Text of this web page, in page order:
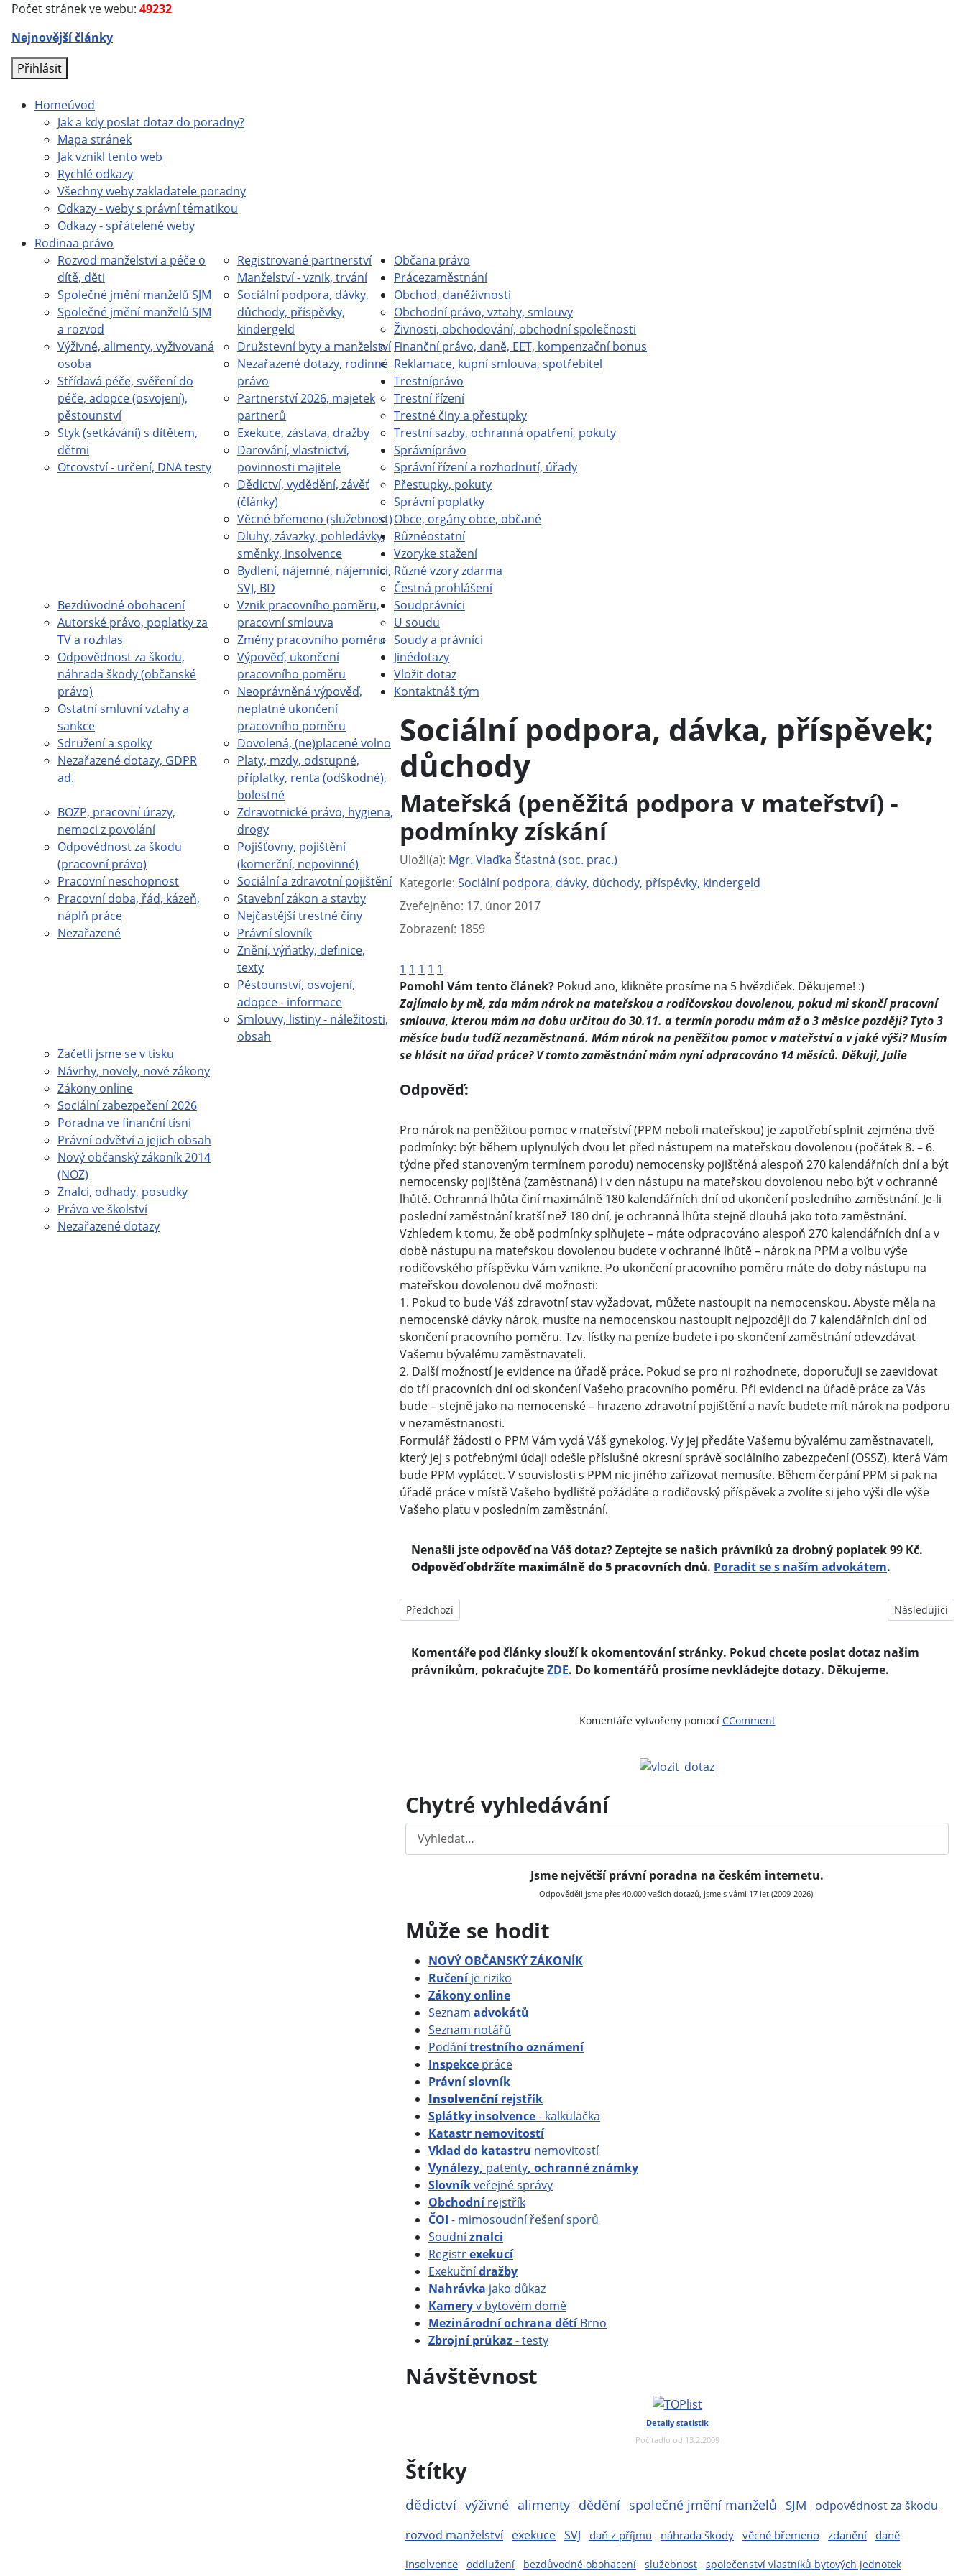
Počet stránek ve webu: 49232
Nejnovější články
Přihlásit
Homeúvod
Jak a kdy poslat dotaz do poradny?
Mapa stránek
Jak vznikl tento web
Rychlé odkazy
Všechny weby zakladatele poradny
Odkazy - weby s právní tématikou
Odkazy - spřátelené weby
Rodinaa právo
Rozvod manželství a péče o
dítě, děti
Společné jmění manželů SJM
Společné jmění manželů SJM
a rozvod
Výživné, alimenty, vyživovaná
osoba
Střídavá péče, svěření do
péče, adopce (osvojení),
pěstounství
Styk (setkávání) s dítětem,
dětmi
Otcovství - určení, DNA testy
Registrované partnerství
Manželství - vznik, trvání
Sociální podpora, dávky,
důchody, příspěvky,
kindergeld
Družstevní byty a manželství
Nezařazené dotazy, rodinné
právo
Partnerství 2026, majetek
partnerů
Občana právo
Exekuce, zástava, dražby
Darování, vlastnictví,
povinnosti majitele
Dědictví, vydědění, závěť
(články)
Věcné břemeno (služebnost)
Dluhy, závazky, pohledávky,
směnky, insolvence
Bydlení, nájemné, nájemníci,
SVJ, BD
Bezdůvodné obohacení
Autorské právo, poplatky za
TV a rozhlas
Odpovědnost za škodu,
náhrada škody (občanské
právo)
Ostatní smluvní vztahy a
sankce
Sdružení a spolky
Nezařazené dotazy, GDPR
ad.
Prácezaměstnání
Vznik pracovního poměru,
pracovní smlouva
Změny pracovního poměru
Výpověď, ukončení
pracovního poměru
Neoprávněná výpověď,
neplatné ukončení
pracovního poměru
Dovolená, (ne)placené volno
Platy, mzdy, odstupné,
příplatky, renta (odškodné),
bolestné
BOZP, pracovní úrazy,
nemoci z povolání
Odpovědnost za škodu
(pracovní právo)
Pracovní neschopnost
Pracovní doba, řád, kázeň,
náplň práce
Nezařazené
Obchod, daněživnosti
Obchodní právo, vztahy, smlouvy
Živnosti, obchodování, obchodní společnosti
Finanční právo, daně, EET, kompenzační bonus
Reklamace, kupní smlouva, spotřebitel
Trestníprávo
Trestní řízení
Trestné činy a přestupky
Trestní sazby, ochranná opatření, pokuty
Správníprávo
Správní řízení a rozhodnutí, úřady
Přestupky, pokuty
Správní poplatky
Obce, orgány obce, občané
Různéostatní
Zdravotnické právo, hygiena,
drogy
Pojišťovny, pojištění
(komerční, nepovinné)
Sociální a zdravotní pojištění
Stavební zákon a stavby
Nejčastější trestné činy
Právní slovník
Znění, výňatky, definice,
texty
Pěstounství, osvojení,
adopce - informace
Smlouvy, listiny - náležitosti,
obsah
Začetli jsme se v tisku
Návrhy, novely, nové zákony
Zákony online
Sociální zabezpečení 2026
Poradna ve finanční tísni
Právní odvětví a jejich obsah
Nový občanský zákoník 2014
(NOZ)
Znalci, odhady, posudky
Právo ve školství
Nezařazené dotazy
Vzoryke stažení
Různé vzory zdarma
Čestná prohlášení
Soudprávníci
U soudu
Soudy a právníci
Jinédotazy
Vložit dotaz
Kontaktnáš tým
Sociální podpora, dávka, příspěvek;
důchody
Mateřská (peněžitá podpora v mateřství) -
podmínky získání
Základní údaje
Uložil(a): Mgr. Vlaďka Šťastná (soc. prac.)
Kategorie: Sociální podpora, dávky, důchody, příspěvky, kindergeld
Zveřejněno: 17. únor 2017
Zobrazení: 1859
1 1 1 1 1
Pomohl Vám tento článek? Pokud ano, klikněte prosíme na 5 hvězdiček. Děkujeme! :)
Zajímalo by mě, zda mám nárok na mateřskou a rodičovskou dovolenou, pokud mi skončí pracovní
smlouva, kterou mám na dobu určitou do 30.11. a termín porodu mám až o 3 měsíce později? Tyto 3
měsíce budu tudíž nezaměstnaná. Mám nárok na peněžitou pomoc v mateřství a v jaké výši? Musím
se hlásit na úřad práce? V tomto zaměstnání mám nyní odpracováno 14 měsíců. Děkuji, Julie
Odpověď:
Pro nárok na peněžitou pomoc v mateřství (PPM neboli mateřskou) je zapotřebí splnit zejména dvě
podmínky: být během uplynulých dvou let před nástupem na mateřskou dovolenou (počátek 8. – 6.
týdne před stanoveným termínem porodu) nemocensky pojištěná alespoň 270 kalendářních dní a být
nemocensky pojištěná (zaměstnaná) i v den nástupu na mateřskou dovolenou nebo být v ochranné
lhůtě. Ochranná lhůta činí maximálně 180 kalendářních dní od ukončení posledního zaměstnání. Je-li
poslední zaměstnání kratší než 180 dní, je ochranná lhůta stejně dlouhá jako toto zaměstnání.
Vzhledem k tomu, že obě podmínky splňujete – máte odpracováno alespoň 270 kalendářních dní a v
době nástupu na mateřskou dovolenou budete v ochranné lhůtě – nárok na PPM a volbu výše
rodičovského příspěvku Vám vznikne. Po ukončení pracovního poměru máte do doby nástupu na
mateřskou dovolenou dvě možnosti:
1. Pokud to bude Váš zdravotní stav vyžadovat, můžete nastoupit na nemocenskou. Abyste měla na
nemocenské dávky nárok, musíte na nemocenskou nastoupit nejpozději do 7 kalendářních dní od
skončení pracovního poměru. Tzv. lístky na peníze budete i po skončení zaměstnání odevzdávat
Vašemu bývalému zaměstnavateli.
2. Další možností je evidence na úřadě práce. Pokud se pro ni rozhodnete, doporučuji se zaevidovat
do tří pracovních dní od skončení Vašeho pracovního poměru. Při evidenci na úřadě práce za Vás
bude – stejně jako na nemocenské – hrazeno zdravotní pojištění a navíc budete mít nárok na podporu
v nezaměstnanosti.
Formulář žádosti o PPM Vám vydá Váš gynekolog. Vy jej předáte Vašemu bývalému zaměstnavateli,
který jej s potřebnými údaji odešle příslušné okresní správě sociálního zabezpečení (OSSZ), která Vám
bude PPM vyplácet. V souvislosti s PPM nic jiného zařizovat nemusíte. Během čerpání PPM si pak na
úřadě práce v místě Vašeho bydliště požádáte o rodičovský příspěvek a zvolíte si jeho výši dle výše
Vašeho platu v posledním zaměstnání.
Nenašli jste odpověď na Váš dotaz? Zeptejte se našich právníků za drobný poplatek 99 Kč.
Odpověď obdržíte maximálně do 5 pracovních dnů. Poradit se s naším advokátem.
Předchozí článek: Podmínky získání mateřské - co hraje roli, co má vliv?
Předchozí Další článek:
Následující
Komentáře pod články slouží k okomentování stránky. Pokud chcete poslat dotaz našim
právníkům, pokračujteZDE. Do komentářů prosíme nevkládejte dotazy. Děkujeme.
Komentáře vytvořeny pomocí CComment
Chytré vyhledávání
Hledat
Jsme největší právní poradna na českém internetu.
Odpověděli jsme přes 40.000 vašich dotazů, jsme s vámi 17 let (2009-2026).
Může se hodit
NOVÝ OBČANSKÝ ZÁKONÍK
Ručeníje riziko
Zákony online
Seznam advokátů
Seznam notářů
Podánítrestního oznámení
Inspekce práce
Právní slovník
Insolvenčnírejstřík
Splátky insolvence- kalkulačka
Katastr nemovitostí
Vklad do katastru nemovitostí
Vynálezy, patenty, ochranné známky
Slovníkveřejné správy
Obchodnírejstřík
ČOI - mimosoudní řešení sporů
Soudníznalci
Registrexekucí
Exekučnídražby
Nahrávka jako důkaz
Kameryv bytovém domě
Mezinárodní ochrana dětíBrno
Zbrojní průkaz- testy
Návštěvnost
Detaily statistik
Počítadlo od 13.2.2009
Štítky
dědictví výživné alimenty dědění společné jmění manželů SJM
odpovědnost za škodu
rozvod manželství exekuce SVJ daň z příjmu náhrada škody věcné břemeno zdanění
daně
insolvence
oddlužení bezdůvodné obohacení služebnost společenství vlastníků bytových jednotek